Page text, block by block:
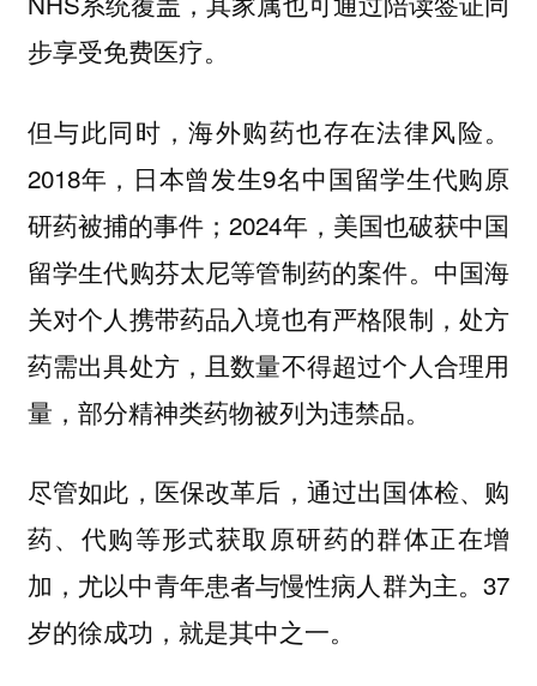
步享受免费医疗。
但与此同时，海外购药也存在法律风险。
2018年，日本曾发生9名中国留学生代购原
研药被捕的事件；2024年，美国也破获中国
留学生代购芬太尼等管制药的案件。中国海
关对个人携带药品入境也有严格限制，处方
药需出具处方，且数量不得超过个人合理用
量，部分精神类药物被列为违禁品。
尽管如此，医保改革后，通过出国体检、购
药、代购等形式获取原研药的群体正在增
加，尤以中青年患者与慢性病人群为主。37
岁的徐成功，就是其中之一。